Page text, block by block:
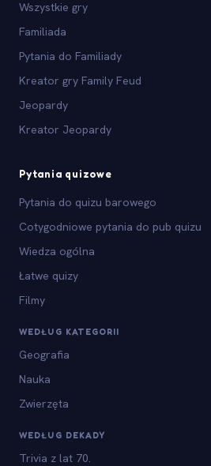
Wszystkie gry
Familiada
Pytania do Familiady
Kreator gry Family Feud
Jeopardy
Kreator Jeopardy
Pytania quizowe
Pytania do quizu barowego
Cotygodniowe pytania do pub quizu
Wiedza ogólna
Łatwe quizy
Filmy
WEDŁUG KATEGORII
Geografia
Nauka
Zwierzęta
WEDŁUG DEKADY
Trivia z lat 70.